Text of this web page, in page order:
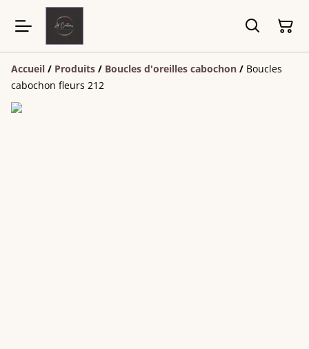
Accueil / Produits / Boucles d'oreilles cabochon / Boucles
cabochon fleurs 212